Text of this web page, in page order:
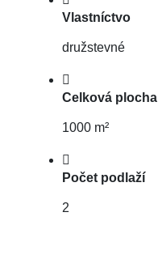
Vlastníctvo
družstevné
Celková plocha
1000 m²
Počet podlaží
2